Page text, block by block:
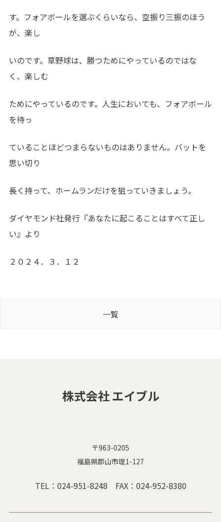
す。フォアボールを選ぶくらいなら、空振り三振のほう
が、楽し
いのです。草野球は、勝つためにやっているのではな
く、楽しむ
ためにやっているのです。人生においても、フォアボール
を待っ
ていることほどつまらないものはありません。バットを
思い切り
長く持って、ホームランだけを狙っていきましょう。
ダイヤモンド社発行『あなたに起こることはすべて正し
い』より
２０２４．３．１２
一覧
株式会社 エイブル
〒963-0205
福島県郡山市堤1-127
TEL： 024-951-8248 FAX：024-952-8380